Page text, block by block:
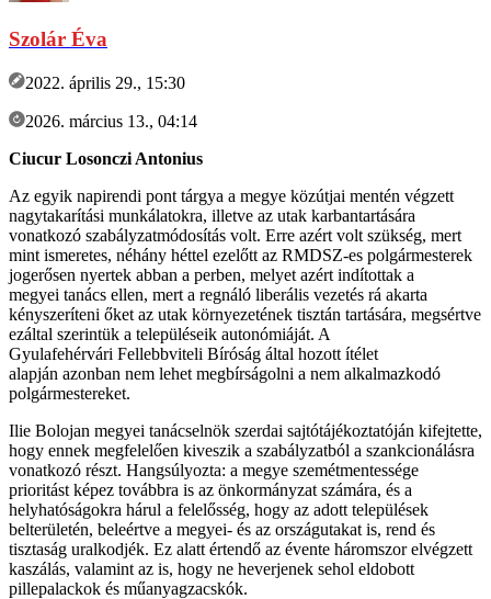
Szolár Éva
2022. április 29., 15:30
2026. március 13., 04:14
Ciucur Losonczi Antonius
Az egyik napirendi pont tárgya a megye közútjai mentén végzett
nagytakarítási munkálatokra, illetve az utak karbantartására
vonatkozó szabályzatmódosítás volt. Erre azért volt szükség, mert
mint ismeretes, néhány héttel ezelőtt az RMDSZ-es polgármesterek
jogerősen nyertek abban a perben, melyet azért indítottak a
megyei tanács ellen, mert a regnáló liberális vezetés rá akarta
kényszeríteni őket az utak környezetének tisztán tartására, megsértve
ezáltal szerintük a településeik autonómiáját. A
Gyulafehérvári Fellebbviteli Bíróság által hozott ítélet
alapján azonban nem lehet megbírságolni a nem alkalmazkodó
polgármestereket.
Ilie Bolojan megyei tanácselnök szerdai sajtótájékoztatóján kifejtette,
hogy ennek megfelelően kiveszik a szabályzatból a szankcionálásra
vonatkozó részt. Hangsúlyozta: a megye szemétmentessége
prioritást képez továbbra is az önkormányzat számára, és a
helyhatóságokra hárul a felelősség, hogy az adott települések
belterületén, beleértve a megyei- és az országutakat is, rend és
tisztaság uralkodjék. Ez alatt értendő az évente háromszor elvégzett
kaszálás, valamint az is, hogy ne heverjenek sehol eldobott
pillepalackok és műanyagzacskók.